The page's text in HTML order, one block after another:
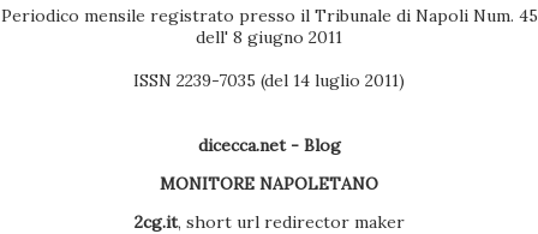
Periodico mensile registrato presso il Tribunale di Napoli Num. 45
dell' 8 giugno 2011
ISSN 2239-7035 (del 14 luglio 2011)
dicecca.net - Blog
MONITORE NAPOLETANO
2cg.it, short url redirector maker